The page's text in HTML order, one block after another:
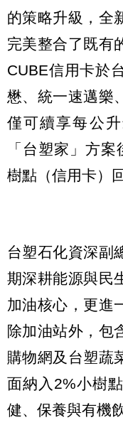
的策略升級，全
完美整合了既有
CUBE信用卡於
懋、統一速邁樂
僅可續享每公
「台塑家」方
樹點（信用卡）
台塑石化資深副
期深耕能源與民
加油核心，更進
除加油站外，包
購物網及台塑蔬
面納入2%小樹
健、保養與有機